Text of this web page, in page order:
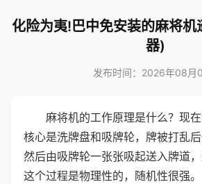
化险为夷!巴中免安装的麻将
器)
发布时间：2026年08月
麻将机的工作原理是什么？现
核心是洗牌盘和吸牌轮，牌被打乱后
然后由吸牌轮一张张吸起送入牌道，
这个过程是物理性的，随机性很强。